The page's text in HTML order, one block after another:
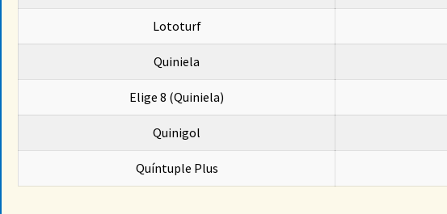
Lototurf
Quiniela
Elige 8 (Quiniela)
Quinigol
Quíntuple Plus